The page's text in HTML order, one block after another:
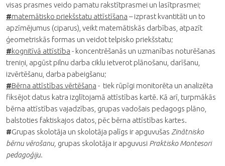
visas prasmes veido pamatu rakstītprasmei un lasītprasmei;
#matemātisko priekšstatu attīstīšana – izprast kvantitāti un to
apzīmējumus (ciparus), veikt matemātiskās darbības, atpazīt
ģeometriskās formas un veidot telpisko priekšstatu;
#kognitīvā attīstība - koncentrēšanās un uzmanības noturēšanas
treniņi, apgūst pilnu darba ciklu ietverot plānošanu, darīšanu,
izvērtēšanu, darba pabeigšanu;
#Bērna attīstības vērtēšana - tiek rūpīgi monitorēta un analizēta
fiksējot datus katra izglītojamā attīstības kartē. Kā arī, turpmākās
bērna attīstības vajadzības, grupas vadošais pedagogs plāno,
balstoties faktiskajos datos, pēc bērna attīstības kartes.
#Grupas skolotāja un skolotāja palīgs ir apguvušas Zinātnisko
bērnu vērošanu, grupas skolotāja ir apguvusi Praktisko Montesori
pedagoģiju.